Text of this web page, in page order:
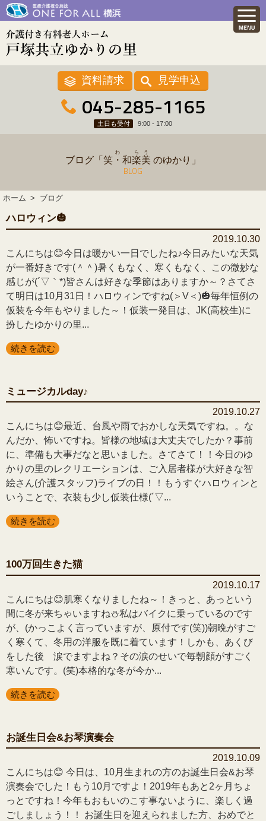
資料請求 見学申込
045-285-1165
土日も受付 9:00 - 17:00
ブログ「 笑・和
わ
楽
ら
美
う
のゆかり」
BLOG
ホーム ブログ
ハロウィン🎃
2019.10.30
こんにちは😊今日は暖かい一日でしたね♪今日みたいな天気
が一番好きです(＾＾)暑くもなく、寒くもなく、この微妙な
感じが(´▽｀*)皆さんは好きな季節はありますか～？さてさ
て明日は10月31日！ハロウィンですね(＞V＜)🎃毎年恒例の
仮装を今年もやりました～！仮装一発目は、JK(高校生)に
扮したゆかりの里...
続きを読む
ミュージカルday♪
2019.10.27
こんにちは😊最近、台風や雨でおかしな天気ですね。。な
んだか、怖いですね。皆様の地域は大丈夫でしたか？事前
に、準備も大事だなと思いました。さてさて！！今日のゆ
かりの里のレクリエーションは、ご入居者様が大好きな智
絵さん(介護スタッフ)ライブの日！！もうすぐハロウィンと
いうことで、衣装も少し仮装仕様(´▽...
続きを読む
100万回生きた猫
2019.10.17
こんにちは😊肌寒くなりましたね～！きっと、あっという
間に冬が来ちゃいますね⛄私はバイクに乗っているのです
が、(かっこよく言っていますが、原付です(笑))朝晩がすご
く寒くて、冬用の洋服を既に着ています！しかも、あくび
をした後 涙でますよね？その涙のせいで毎朝顔がすごく
寒いんです。(笑)本格的な冬が今か...
続きを読む
お誕生日会&お琴演奏会
2019.10.09
こんにちは😊 今日は、10月生まれの方のお誕生日会&お琴
演奏会でした！もう10月ですよ！2019年もあと2ヶ月ちょ
っとですね！今年もおもいのこす事ないように、楽しく過
ごしましょう！！ お誕生日を迎えられました方、おめでと